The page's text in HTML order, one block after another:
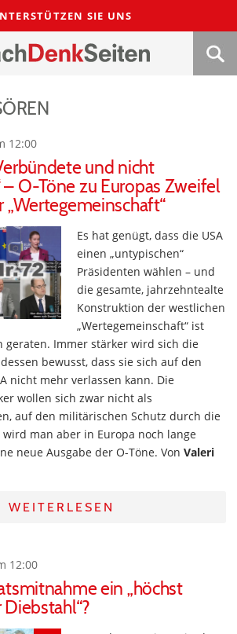
SIE UNS
12:00
und nicht
O-Töne zu Europas Zweifel
Es hat genügt, dass die USA
einen „untypischen“
Präsidenten wählen – und
die gesamte, jahrzehntealte
Konstruktion der westlichen
„Wertegemeinschaft“ ist
geraten. Immer stärker wird sich die
bewusst, dass sie sich auf den
nicht mehr verlassen kann. Die
wollen sich zwar nicht als
auf den militärischen Schutz durch die
man aber in Europa noch lange
neue Ausgabe der O-Töne. Von Valeri
WEITERLESEN
12:00
ein „höchst